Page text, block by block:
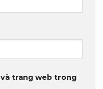
trang web trong